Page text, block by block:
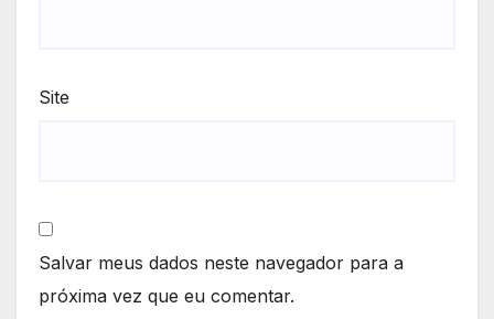
Site
Salvar meus dados neste navegador para a
próxima vez que eu comentar.